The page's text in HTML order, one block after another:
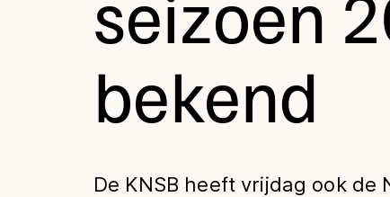
Tijden & historie
De weg op
Schaatsfans
bekend
De KNSB heeft vrijdag ook